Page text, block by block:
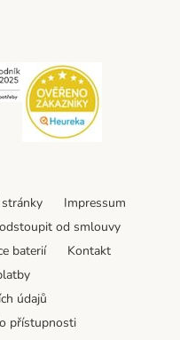
Security
Impressum
od smlouvy
baterií
Kontakt
údajů
přístupnosti